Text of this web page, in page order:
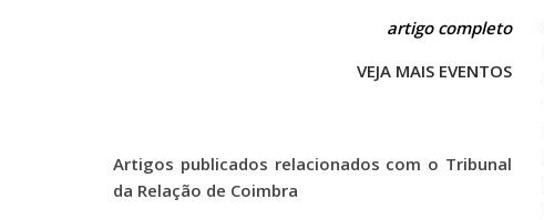
artigo completo
VEJA MAIS EVENTOS
Artigos publicados relacionados com o Tribunal
da Relação de Coimbra